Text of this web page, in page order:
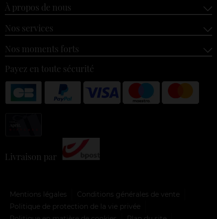
À propos de nous
Nos services
Nos moments forts
Payez en toute sécurité
Livraison par
Mentions légales
Conditions générales de vente
Politique de protection de la vie privée